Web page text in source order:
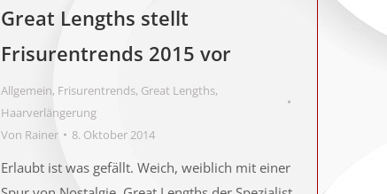
Great Lengths stellt
Frisurentrends 2015 vor
Allgemein, Frisurentrends, Great Lengths,
Haarverlängerung
Von Rainer 8. Oktober 2014
Erlaubt ist was gefällt. Weich, weiblich mit einer